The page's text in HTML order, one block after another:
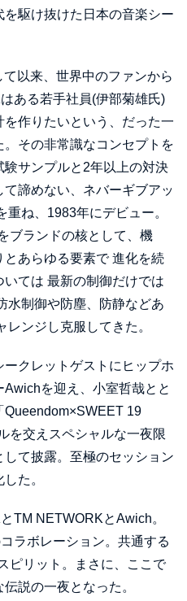
駆け抜けた⽇本の⾳楽シー
以来、世界中のファンから
ある若手社員(伊部菊雄氏)
作りたいという、だった一
その非常識なコンセプトを
サンプルと2年以上の対決
諦めない、ネバーギブアッ
ね、1983年にデビュー。
ブランドの核として、機
あらゆる要素で 進化を続
ては 最新の制御だけでは
水制御や防塵、防静などあ
レンジし克服してきた。
クレットゲストにヒップホ
を迎え、⼩室哲哉とと
Queendom×SWEET 19
を交えスペシャルな⼀夜限
て披露。⾄極のセッション
た。
TM NETWORKとAwich。
ラボレーション。共通する
ピリット。まさに、ここで
説の⼀夜となった。